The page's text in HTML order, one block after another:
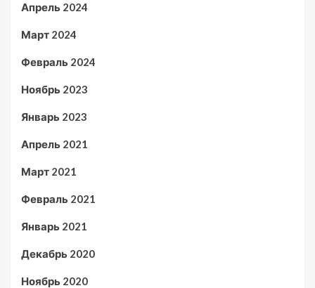
Апрель 2024
Март 2024
Февраль 2024
Ноябрь 2023
Январь 2023
Апрель 2021
Март 2021
Февраль 2021
Январь 2021
Декабрь 2020
Ноябрь 2020